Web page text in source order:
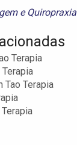
e Quiropraxia
Terapia
Tao Terapia